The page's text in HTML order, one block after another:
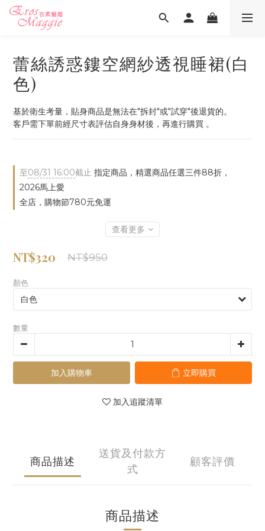
蕾絲誘惑鏤空網紗透視睡裙(白
色)
基於衛生考量，貼身商品是無法在"拆封"或"試穿"後退貨的。
客戶需下單前經尺寸表評估自身身材後，再進行購買 。
至08/31 16:00截止 指定商品，精選商品任選三件88折，
2026馬上愛
全店，購物節780元免運
查看更多
NT$320 NT$950
顏色
數量
加入購物車 立即購買
加入追蹤清單
商品描述
送貨及付款方
式
顧客評價
商品描述